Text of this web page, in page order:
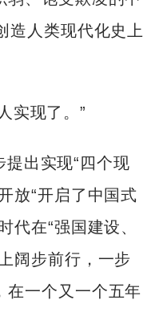
造人类现代化史上
实现了。”
出实现“四个现
放“开启了中国式
代在“强国建设、
阔步前行，一步
在一个又一个五年